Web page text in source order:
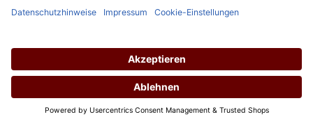
Newsletter ist selbstverständlich jederzeit möglich. Sie erhalten Ihren
ausschließlich auf das reguläre Sortiment, bereits rabattierte Artikel
ausgeschlossen. Weitere Informationen zu der Verarbeitung Ihrer
Daten finden Sie in unsererDatenschutzerklärung.
Über uns